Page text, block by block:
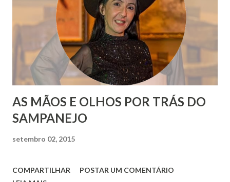
AS MÃOS E OLHOS POR TRÁS DO
SAMPANEJO
setembro 02, 2015
COMPARTILHAR
POSTAR UM COMENTÁRIO